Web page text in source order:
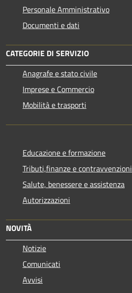
Personale Amministrativo
Documenti e dati
CATEGORIE DI SERVIZIO
Anagrafe e stato civile
Imprese e Commercio
Mobilità e trasporti
Educazione e formazione
Tributi,finanze e contravvenzioni
Salute, benessere e assistenza
Autorizzazioni
NOVITÀ
Notizie
Comunicati
Avvisi